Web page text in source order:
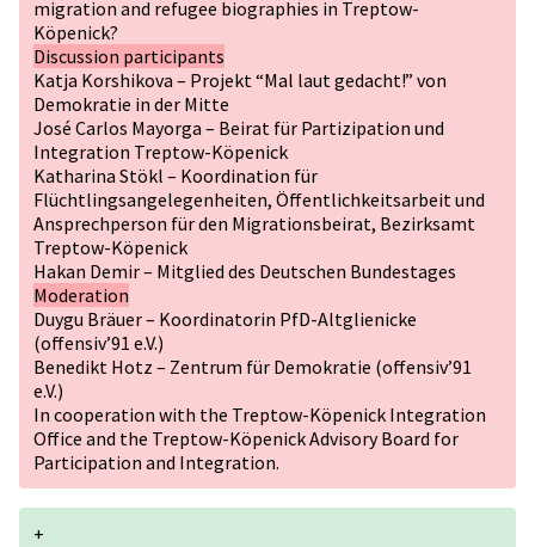
migration and refugee biographies in Treptow-
Köpenick?
Discussion participants
Katja Korshikova – Projekt “Mal laut gedacht!” von
Demokratie in der Mitte
José Carlos Mayorga – Beirat für Partizipation und
Integration Treptow-Köpenick
Katharina Stökl – Koordination für
Flüchtlingsangelegenheiten, Öffentlichkeitsarbeit und
Ansprechperson für den Migrationsbeirat, Bezirksamt
Treptow-Köpenick
Hakan Demir – Mitglied des Deutschen Bundestages
Moderation
Duygu Bräuer – Koordinatorin PfD-Altglienicke
(offensiv’91 e.V.)
Benedikt Hotz – Zentrum für Demokratie (offensiv’91
e.V.)
In cooperation with the Treptow-Köpenick Integration
Office and the Treptow-Köpenick Advisory Board for
Participation and Integration.
+